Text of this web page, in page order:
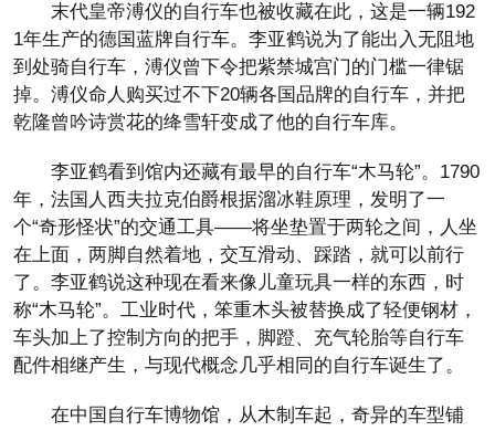
末代皇帝溥仪的自行车也被收藏在此，这是一辆192
1年生产的德国蓝牌自行车。李亚鹤说为了能出入无阻地
到处骑自行车，溥仪曾下令把紫禁城宫门的门槛一律锯
掉。溥仪命人购买过不下20辆各国品牌的自行车，并把
乾隆曾吟诗赏花的绛雪轩变成了他的自行车库。
李亚鹤看到馆内还藏有最早的自行车“木马轮”。1790
年，法国人西夫拉克伯爵根据溜冰鞋原理，发明了一
个“奇形怪状”的交通工具——将坐垫置于两轮之间，人坐
在上面，两脚自然着地，交互滑动、踩踏，就可以前行
了。李亚鹤说这种现在看来像儿童玩具一样的东西，时
称“木马轮”。工业时代，笨重木头被替换成了轻便钢材，
车头加上了控制方向的把手，脚蹬、充气轮胎等自行车
配件相继产生，与现代概念几乎相同的自行车诞生了。
在中国自行车博物馆，从木制车起，奇异的车型铺